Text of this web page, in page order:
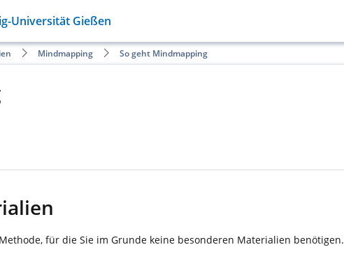
Universität Gießen
Mindmapping So geht Mindmapping
für die Sie im Grunde keine besonderen Materialien benötigen.